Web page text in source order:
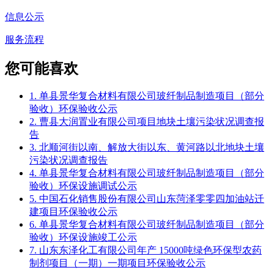
信息公示
服务流程
您可能喜欢
1. 单县景华复合材料有限公司玻纤制品制造项目（部分
验收）环保验收公示
2. 曹县大润置业有限公司项目地块土壤污染状况调查报
告
3. 北顺河街以南、解放大街以东、黄河路以北地块土壤
污染状况调查报告
4. 单县景华复合材料有限公司玻纤制品制造项目（部分
验收）环保设施调试公示
5. 中国石化销售股份有限公司山东菏泽零零四加油站迁
建项目环保验收公示
6. 单县景华复合材料有限公司玻纤制品制造项目（部分
验收）环保设施竣工公示
7. 山东东泽化工有限公司年产 15000吨绿色环保型农药
制剂项目（一期）一期项目环保验收公示